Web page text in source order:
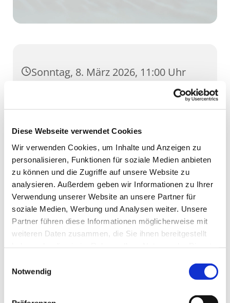
Diese Webseite verwendet Cookies
Wir verwenden Cookies, um Inhalte und Anzeigen zu
personalisieren, Funktionen für soziale Medien anbieten
zu können und die Zugriffe auf unsere Website zu
analysieren. Außerdem geben wir Informationen zu Ihrer
Verwendung unserer Website an unsere Partner für
soziale Medien, Werbung und Analysen weiter. Unsere
Partner führen diese Informationen möglicherweise mit
weiteren Daten zusammen, die Sie ihnen bereitgestellt
Notwendig
Sonntag, 8. März 2026, 11:00 Uhr
St. Lorenz, Pilse 30, 99084 Erfurt